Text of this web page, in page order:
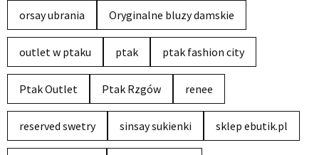
orsay ubrania Oryginalne bluzy damskie
outlet w ptaku ptak ptak fashion city
Ptak Outlet Ptak Rzgów renee
reserved swetry sinsay sukienki sklep ebutik.pl